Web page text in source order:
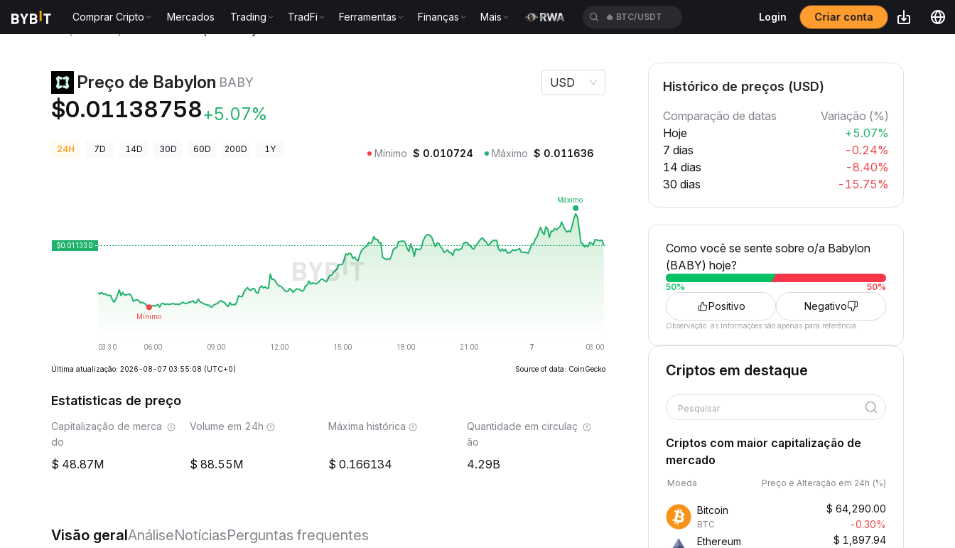
Comprar Cripto Mercados Trading TradFi Ferramentas Finanças Mais 🔥 BTC/USDT Login Criar conta
Preço de Babylon BABY
$0.01138758+5.07%
USD
24H 7D 14D 30D 60D 200D 1Y Mínimo $ 0.010724 Máximo $ 0.011636
Última atualização: 2026-08-07 03:55:08 (UTC+0) Source of data: CoinGecko
Estatisticas de preço
Capitalização de merca
do
48.87M
Volume em 24h
88.55M
Máxima histórica
0.166134
Quantidade em circulaç
ão
4.29B
Visão geralAnáliseNotíciasPerguntas frequentes
Histórico de preços (USD)
Comparação de datas
Variação (%)
Hoje
+5.07%
7 dias
-0.24%
14 dias
-8.40%
30 dias
-15.75%
Como você se sente sobre o/a Babylon
(BABY) hoje?
50% 50%
Positivo Negativo
Observação: as informações são apenas para referência.
Criptos em destaque
Pesquisar
Criptos com maior capitalização de
mercado
Moeda Preço e Alteração em 24h (%)
Bitcoin
BTC
$ 64,290.00
-0.30%
Ethereum
$ 1,897.94